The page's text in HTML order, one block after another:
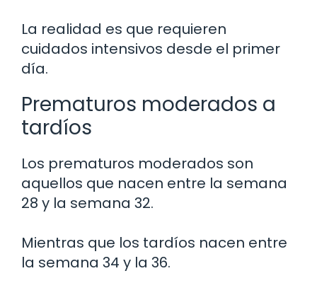
La realidad es que requieren
cuidados intensivos desde el primer
día.
Prematuros moderados a
tardíos
Los prematuros moderados son
aquellos que nacen entre la semana
28 y la semana 32.
Mientras que los tardíos nacen entre
la semana 34 y la 36.